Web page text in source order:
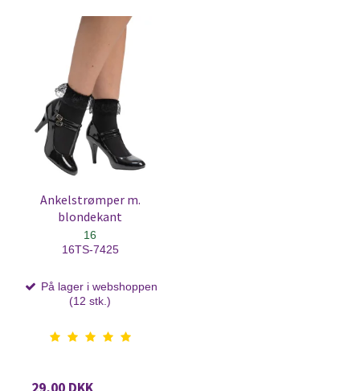
Ankelstrømper m.
blondekant
16
16TS-7425
På lager i webshoppen
(12 stk.)